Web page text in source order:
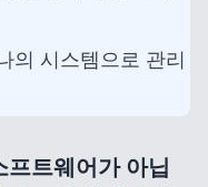
의 시스템으로 관리
트웨어가 아닙